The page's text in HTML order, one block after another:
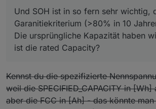
interessieren, wie e3dc oder LG das
den vorhandenen Werten komme ich
angezeigte Ergebnis.
Und SOH ist in so fern sehr wichtig,
Garanitiekriterium (>80% in 10 Jahren)
Und SOH ist in so fern sehr wichtig,
Garanitiekriterium (>80% in 10
Die ursprüngliche Kapazität haben
ist die rated Capacity?
Kennst du die spezifizierte
weil die SPECIFIED_CAPACITY in
aber die FCC in [Ah] - das könnte